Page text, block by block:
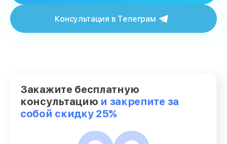
Консультация в Телеграм
Закажите бесплатную
консультацию и закрепите за
собой скидку 25%